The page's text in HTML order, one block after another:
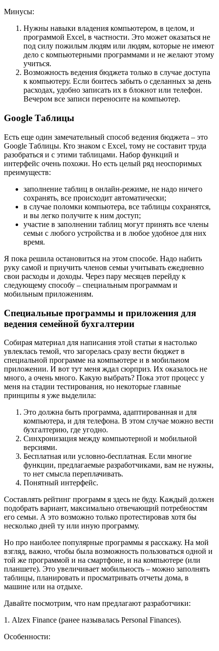
Минусы:
Нужны навыки владения компьютером, в целом, и
программой Excel, в частности. Это может оказаться не
под силу пожилым людям или людям, которые не имеют
дело с компьютерными программами и не желают этому
учиться.
Возможность ведения бюджета только в случае доступа
к компьютеру. Если боитесь забыть о сделанных за день
расходах, удобно записать их в блокнот или телефон.
Вечером все записи переносите на компьютер.
Google Таблицы
Есть еще один замечательный способ ведения бюджета – это
Google Таблицы. Кто знаком с Excel, тому не составит труда
разобраться и с этими таблицами. Набор функций и
интерфейс очень похожи. Но есть целый ряд неоспоримых
преимуществ:
заполнение таблиц в онлайн-режиме, не надо ничего
сохранять, все происходит автоматически;
в случае поломки компьютера, все таблицы сохранятся,
и вы легко получите к ним доступ;
участие в заполнении таблиц могут принять все члены
семьи с любого устройства и в любое удобное для них
время.
Я пока решила остановиться на этом способе. Надо набить
руку самой и приучить членов семьи учитывать ежедневно
свои расходы и доходы. Через пару месяцев перейду к
следующему способу – специальным программам и
мобильным приложениям.
Специальные программы и приложения для
ведения семейной бухгалтерии
Собирая материал для написания этой статьи я настолько
увлеклась темой, что загорелась сразу вести бюджет в
специальной программе на компьютере и в мобильном
приложении. И вот тут меня ждал сюрприз. Их оказалось не
много, а очень много. Какую выбрать? Пока этот процесс у
меня на стадии тестирования, но некоторые главные
принципы я уже выделила:
Это должна быть программа, адаптированная и для
компьютера, и для телефона. В этом случае можно вести
бухгалтерию, где угодно.
Синхронизация между компьютерной и мобильной
версиями.
Бесплатная или условно-бесплатная. Если многие
функции, предлагаемые разработчиками, вам не нужны,
то нет смысла переплачивать.
Понятный интерфейс.
Составлять рейтинг программ я здесь не буду. Каждый должен
подобрать вариант, максимально отвечающий потребностям
его семьи. А это возможно только протестировав хотя бы
несколько дней ту или иную программу.
Но про наиболее популярные программы я расскажу. На мой
взгляд, важно, чтобы была возможность пользоваться одной и
той же программой и на смартфоне, и на компьютере (или
планшете). Это увеличивает мобильность – можно заполнять
таблицы, планировать и просматривать отчеты дома, в
машине или на отдыхе.
Давайте посмотрим, что нам предлагают разработчики:
1. Alzex Finance (ранее называлась Personal Finances).
Особенности: